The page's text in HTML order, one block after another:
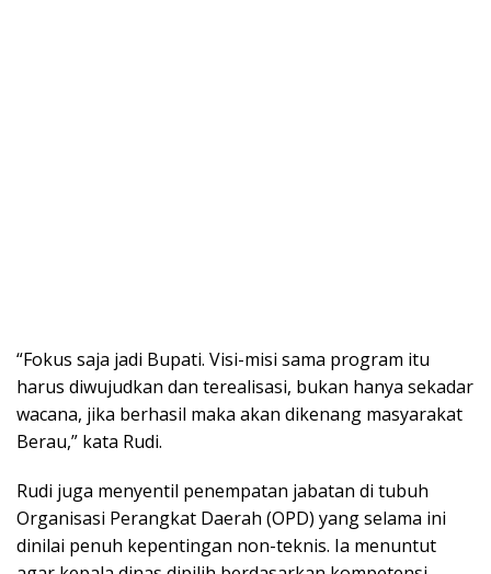
“Fokus saja jadi Bupati. Visi-misi sama program itu
harus diwujudkan dan terealisasi, bukan hanya sekadar
wacana, jika berhasil maka akan dikenang masyarakat
Berau,” kata Rudi.
Rudi juga menyentil penempatan jabatan di tubuh
Organisasi Perangkat Daerah (OPD) yang selama ini
dinilai penuh kepentingan non-teknis. Ia menuntut